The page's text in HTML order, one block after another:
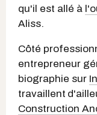
qu'il est allé à
Aliss.
Côté
entrepreneur
biographie sur
travaillent
Construction